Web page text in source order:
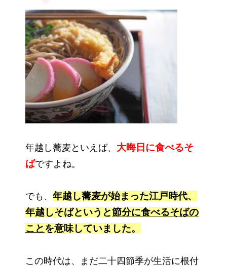
年越し蕎麦といえば、 大晦日に食べるそ
ばですよね。
でも、 年越し蕎麦が始まった江戸時代、
年越しそばというと節分に食べるそばの
こと を意味していました。
この時代は、まだ二十四節季が生活に根付